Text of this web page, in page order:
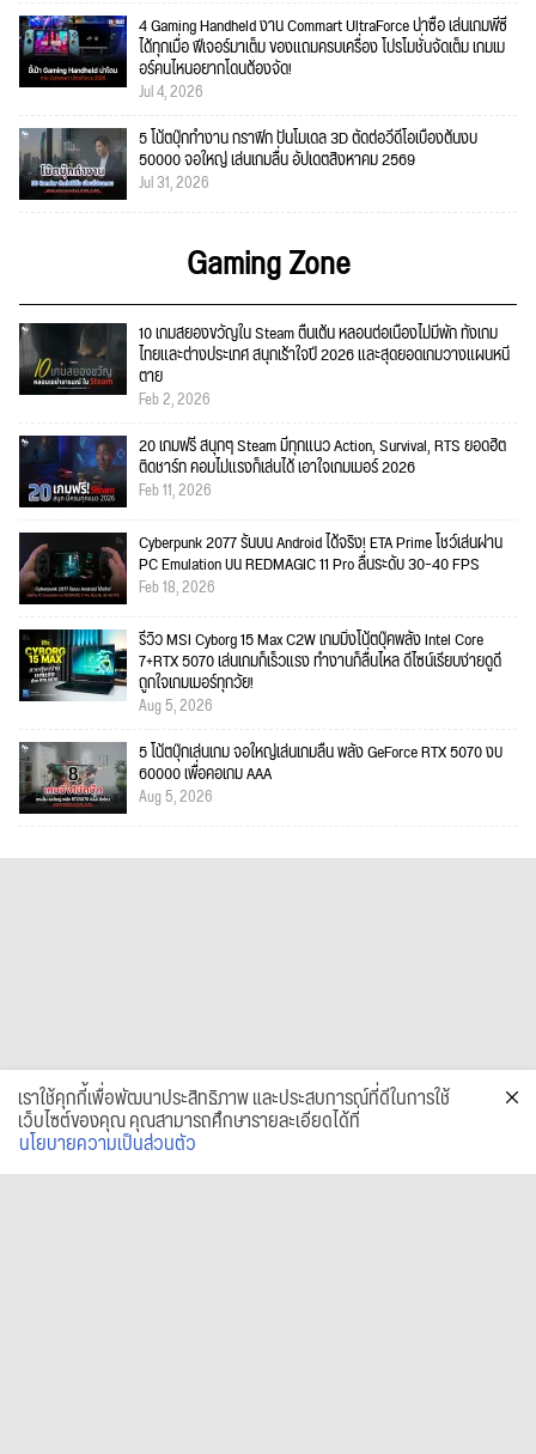
4 Gaming Handheld งาน Commart UltraForce น่าซื้อ เล่นเกมพีซี
ได้ทุกเมื่อ ฟีเจอร์มาเต็ม ของแถมครบเครื่อง โปรโมชั่นจัดเต็ม เกมเม
อร์คนไหนอยากโดนต้องจัด!
Jul 4, 2026
5 โน้ตบุ๊กทำงาน กราฟิก ปั้นโมเดล 3D ตัดต่อวีดีโอเบื้องต้นงบ
50000 จอใหญ่ เล่นเกมลื่น อัปเดตสิงหาคม 2569
Jul 31, 2026
Gaming Zone
10 เกมสยองขวัญใน Steam ตื่นเต้น หลอนต่อเนื่องไม่มีพัก ทั้งเกม
ไทยและต่างประเทศ สนุกเร้าใจปี 2026 และสุดยอดเกมวางแผนหนี
ตาย
Feb 2, 2026
20 เกมฟรี สนุกๆ Steam มีทุกแนว Action, Survival, RTS ยอดฮิต
ติดชาร์ท คอมไม่แรงก็เล่นได้ เอาใจเกมเมอร์ 2026
Feb 11, 2026
Cyberpunk 2077 รันบน Android ได้จริง! ETA Prime โชว์เล่นผ่าน
PC Emulation บน REDMAGIC 11 Pro ลื่นระดับ 30–40 FPS
Feb 18, 2026
รีวิว MSI Cyborg 15 Max C2W เกมมิ่งโน้ตบุ๊คพลัง Intel Core
7+RTX 5070 เล่นเกมก็เร็วแรง ทำงานก็ลื่นไหล ดีไซน์เรียบง่ายดูดี
ถูกใจเกมเมอร์ทุกวัย!
Aug 5, 2026
5 โน้ตบุ๊กเล่นเกม จอใหญ่เล่นเกมลื่น พลัง GeForce RTX 5070 งบ
60000 เพื่อคอเกม AAA
Aug 5, 2026
เราใช้คุกกี้เพื่อพัฒนาประสิทธิภาพ และประสบการณ์ที่ดีในการใช้
เว็บไซต์ของคุณ คุณสามารถศึกษารายละเอียดได้ที่
นโยบายความเป็นส่วนตัว